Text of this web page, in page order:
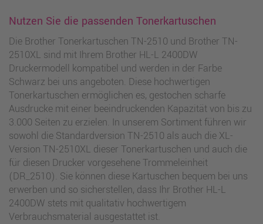
Nutzen Sie die passenden Tonerkartuschen
Die Brother Tonerkartuschen TN-2510 und Brother TN-
2510XL sind mit Ihrem Brother HL-L 2400DW
Druckermodell kompatibel und werden in der Farbe
Schwarz bei uns angeboten. Diese hochwertigen
Tonerkartuschen ermöglichen es, gestochen scharfe
Ausdrucke mit einer beeindruckenden Kapazität von bis zu
3.000 Seiten zu erzielen. In unserem Sortiment führen wir
sowohl die Standardversion TN-2510 als auch die XL-
Version TN-2510XL dieser Tonerkartuschen und auch die
für diesen Drucker vorgesehene Trommeleinheit
(DR_2510). Sie können diese Kartuschen bequem bei uns
erwerben und so sicherstellen, dass Ihr Brother HL-L
2400DW stets mit qualitativ hochwertigem
Verbrauchsmaterial ausgestattet ist.